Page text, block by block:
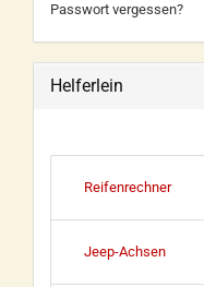
Passwort vergessen?
Helferlein
Reifenrechner
Jeep-Achsen